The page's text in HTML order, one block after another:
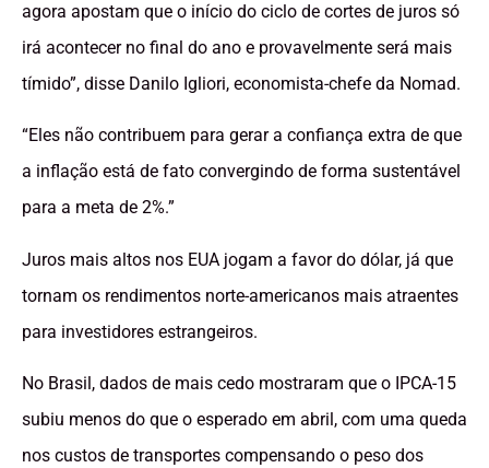
agora apostam que o início do ciclo de cortes de juros só
irá acontecer no final do ano e provavelmente será mais
tímido”, disse Danilo Igliori, economista-chefe da Nomad.
“Eles não contribuem para gerar a confiança extra de que
a inflação está de fato convergindo de forma sustentável
para a meta de 2%.”
Juros mais altos nos EUA jogam a favor do dólar, já que
tornam os rendimentos norte-americanos mais atraentes
para investidores estrangeiros.
No Brasil, dados de mais cedo mostraram que o IPCA-15
subiu menos do que o esperado em abril, com uma queda
nos custos de transportes compensando o peso dos